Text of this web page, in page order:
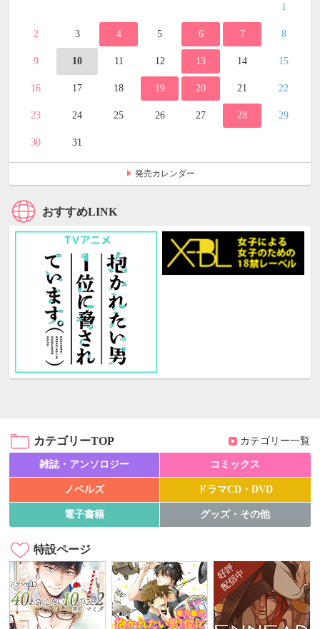
1
2 3 4 5 6 7 8
9 10 11 12 13 14 15
16 17 18 19 20 21 22
23 24 25 26 27 28 29
30 31
発売カレンダー
おすすめLINK
カテゴリーTOP カテゴリー一覧
雑誌・アンソロジー コミックス
ノベルズ ドラマCD・DVD
電子書籍 グッズ・その他
特設ページ